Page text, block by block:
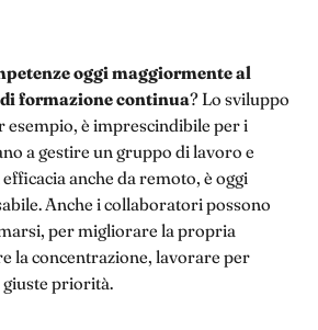
oggi maggiormente al
formazione continua? Lo sviluppo
esempio, è imprescindibile per i
a gestire un gruppo di lavoro e
anche da remoto, è oggi
Anche i collaboratori possono
per migliorare la propria
la concentrazione, lavorare per
priorità.